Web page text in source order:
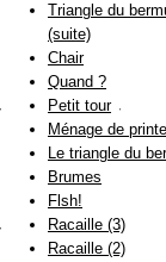
Triangle du
(suite)
Chair
Quand ?
Petit tour
Ménage de
Le triangle du
Brumes
Flsh!
Racaille (3)
Racaille (2)